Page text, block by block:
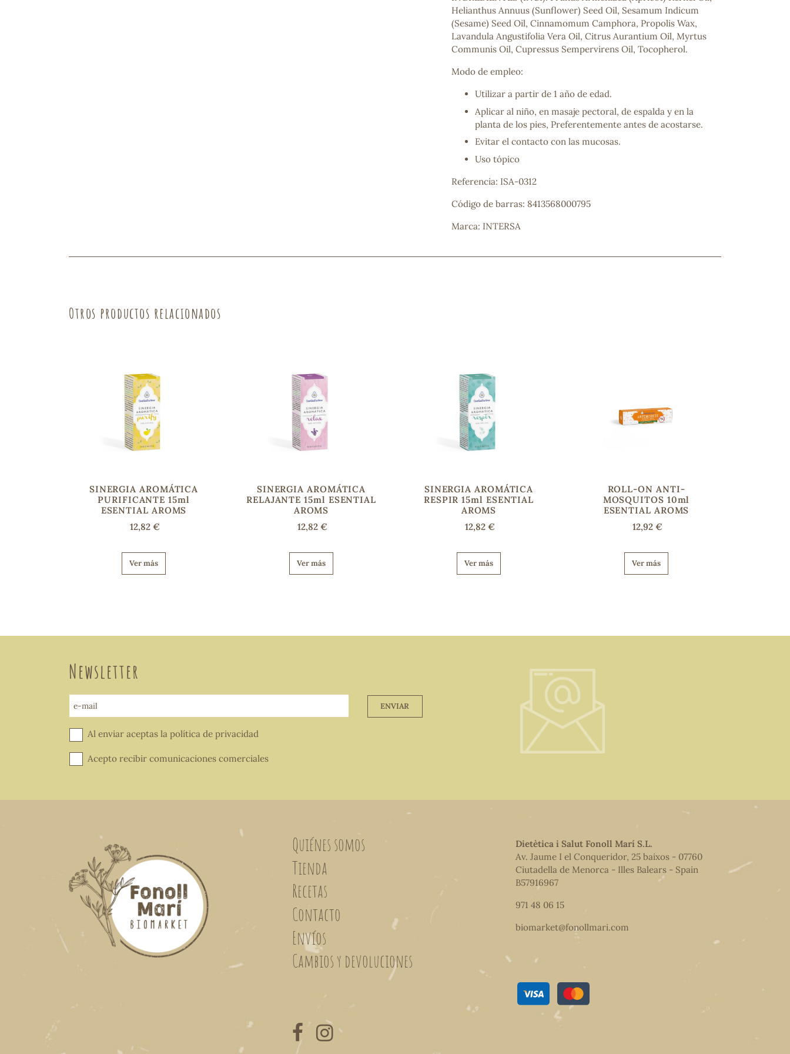
¿No encuentras tu producto?
Helianthus Annuus (Sunflower) Seed Oil, Sesamum Indicum
(Sesame) Seed Oil, Cinnamomum Camphora, Propolis Wax,
Lavandula Angustifolia Vera Oil, Citrus Aurantium Oil, Myrtus
Communis Oil, Cupressus Sempervirens Oil, Tocopherol.
Modo de empleo:
Utilizar a partir de 1 año de edad.
Aplicar al niño, en masaje pectoral, de espalda y en la
planta de los pies, Preferentemente antes de acostarse.
Evitar el contacto con las mucosas.
Uso tópico
Referencia: ISA-0312
Código de barras: 8413568000795
Marca: INTERSA
Otros productos relacionados
SINERGIA AROMÁTICA
PURIFICANTE 15ml
ESENTIAL AROMS
12,82 €
Ver más
SINERGIA AROMÁTICA
RELAJANTE 15ml ESENTIAL
AROMS
12,82 €
Ver más
SINERGIA AROMÁTICA
RESPIR 15ml ESENTIAL
AROMS
12,82 €
Ver más
ROLL-ON ANTI-
MOSQUITOS 10ml
ESENTIAL AROMS
12,92 €
Ver más
Newsletter
e-mail ENVIAR
Al enviar aceptas la política de privacidad
Acepto recibir comunicaciones comerciales
Quiénes somos
Tienda
Recetas
Contacto
Envíos
Cambios y devoluciones
Dietètica i Salut Fonoll Marí S.L.
Av. Jaume I el Conqueridor, 25 baixos - 07760
Ciutadella de Menorca - Illes Balears - Spain
B57916967
971 48 06 15
biomarket@fonollmari.com